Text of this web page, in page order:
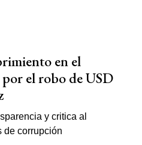
en el
el robo de USD